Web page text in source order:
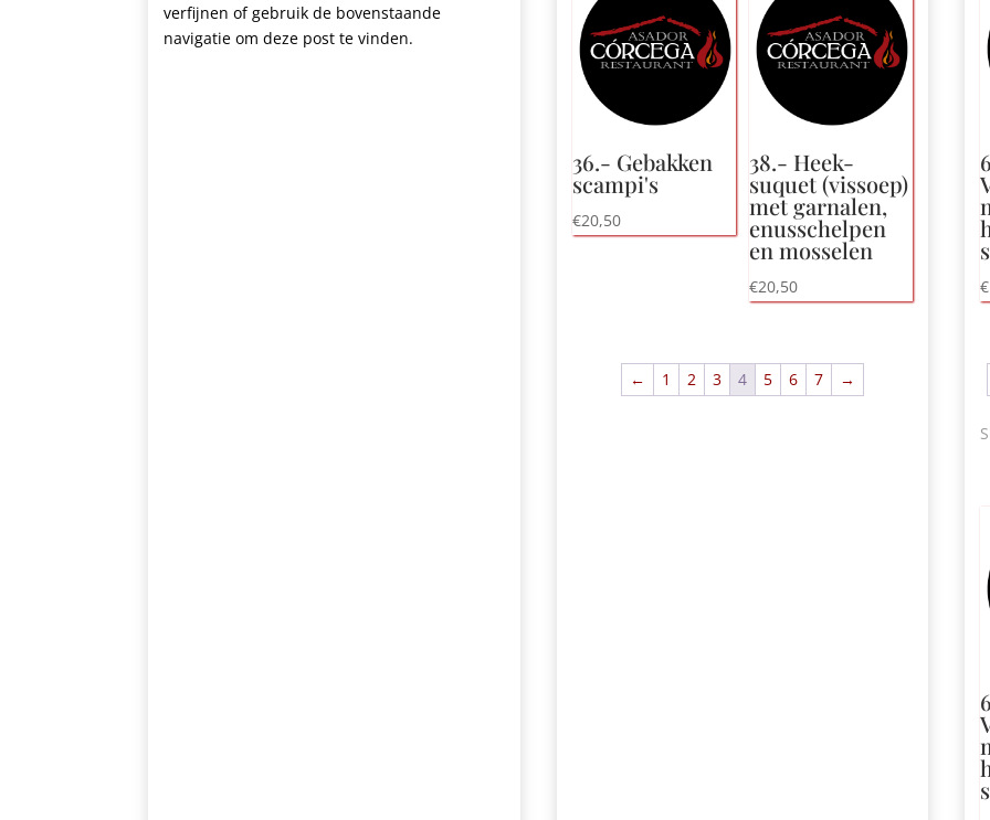
verfijnen of gebruik de bovenstaande
navigatie om deze post te vinden.
hoog
36.- Gebakken
scampi's
€20,50
38.- Heek-
suquet (vissoep)
met garnalen,
enusschelpen
en mosselen
€20,50
← 1 2 3 4 5 6 7 →
€